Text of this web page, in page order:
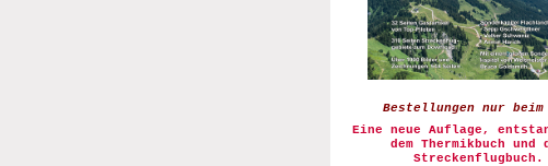
Bestellungen nur beim
Eine neue Auflage,
dem Thermikbuch und
Streckenflugbuch.